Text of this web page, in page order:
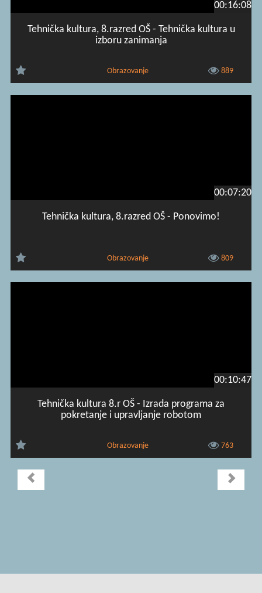
00:16:08
Tehnička kultura, 8.razred OŠ - Tehnička kultura u
izboru zanimanja
Obrazovanje 889
00:07:20
Tehnička kultura, 8.razred OŠ - Ponovimo!
Obrazovanje 809
00:10:47
Tehnička kultura 8.r OŠ - Izrada programa za
pokretanje i upravljanje robotom
Obrazovanje 763